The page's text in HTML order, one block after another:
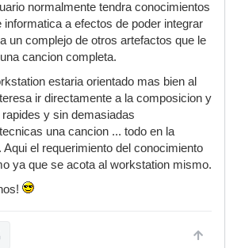
normalmente tendra conocimientos
a efectos de poder integrar
un complejo de otros artefactos que le
cancion completa.
estaria orientado mas bien al
ir directamente a la composicion y
y sin demasiadas
una cancion ... todo en la
el requerimiento del conocimiento
ya que se acota al workstation mismo.